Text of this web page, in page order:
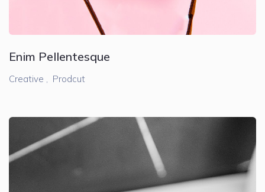
Enim Pellentesque
Creative , Prodcut